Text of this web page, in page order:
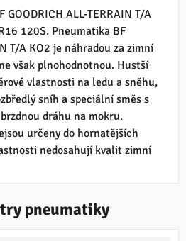
ALL-TERRAIN T/A
120S. Pneumatika BF
T/A KO2 je náhradou za zimní
však plnohodnotnou. Hustší
vlastnosti na ledu a sněhu,
sníh a speciální směs s
dráhu na mokru.
určeny do hornatějších
nedosahují kvalit zimní
pneumatiky